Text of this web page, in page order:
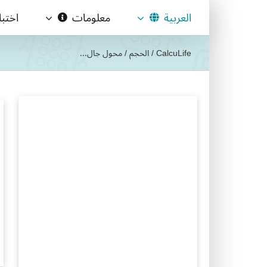
العربية معلومات
CalcuLife
/الحجم/محول جال...